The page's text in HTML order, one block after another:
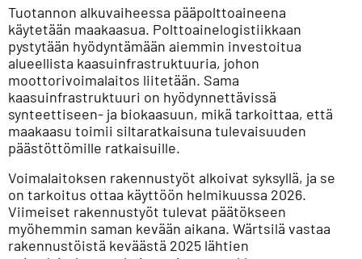
Tuotannon alkuvaiheessa pääpolttoaineena
käytetään maakaasua. Polttoainelogistiikkaan
pystytään hyödyntämään aiemmin investoitua
alueellista kaasuinfrastruktuuria, johon
moottorivoimalaitos liitetään. Sama
kaasuinfrastruktuuri on hyödynnettävissä
synteettiseen- ja biokaasuun, mikä tarkoittaa, että
maakaasu toimii siltaratkaisuna tulevaisuuden
päästöttömille ratkaisuille.
Voimalaitoksen rakennustyöt alkoivat syksyllä, ja se
on tarkoitus ottaa käyttöön helmikuussa 2026.
Viimeiset rakennustyöt tulevat päätökseen
myöhemmin saman kevään aikana. Wärtsilä vastaa
rakennustöistä keväästä 2025 lähtien